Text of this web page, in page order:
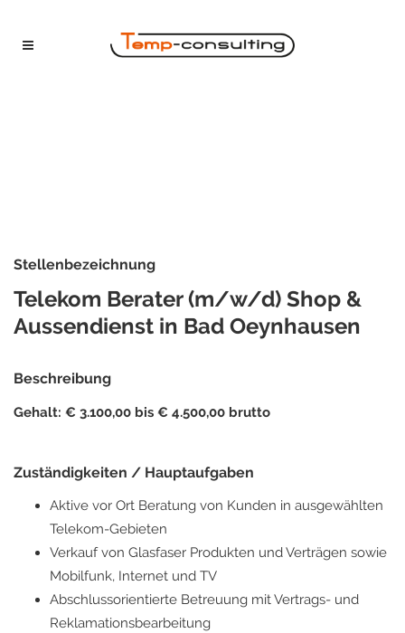
Stellenbezeichnung
Telekom Berater (m/w/d) Shop &
Aussendienst in Bad Oeynhausen
Beschreibung
Gehalt: € 3.100,00 bis € 4.500,00 brutto
Zuständigkeiten / Hauptaufgaben
Aktive vor Ort Beratung von Kunden in ausgewählten
Telekom-Gebieten
Verkauf von Glasfaser Produkten und Verträgen sowie
Mobilfunk, Internet und TV
Abschlussorientierte Betreuung mit Vertrags- und
Reklamationsbearbeitung